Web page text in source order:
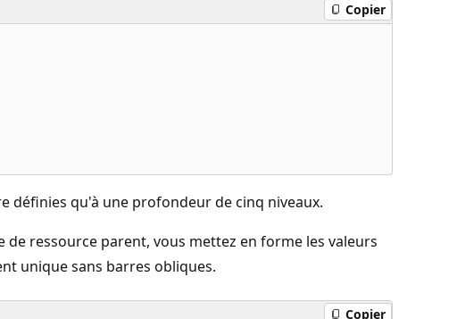
Copier
définies qu'à une profondeur de cinq niveaux.
de ressource parent, vous mettez en forme les valeurs
unique sans barres obliques.
Copier